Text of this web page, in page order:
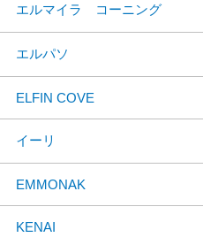
エルマイラ コーニング
エルパソ
ELFIN COVE
イーリ
EMMONAK
KENAI